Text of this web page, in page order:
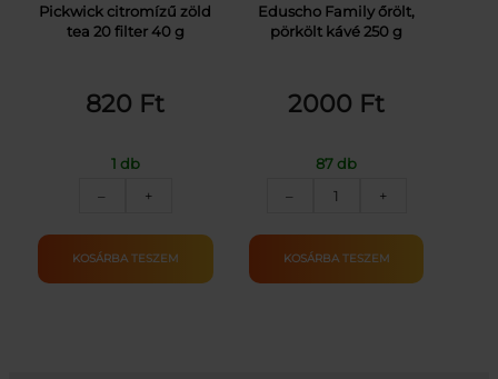
Pickwick citromízű zöld
tea 20 filter 40 g
820 Ft
1 db
–
TEA
CITROMMAL
+
KOSÁRBA TESZEM
Eduscho Family őrölt,
pörkölt kávé 250 g
2000 Ft
87 db
–
EDUSCHO
KÁVÉ
ŐRÖLT
+
KOSÁRBA TESZEM